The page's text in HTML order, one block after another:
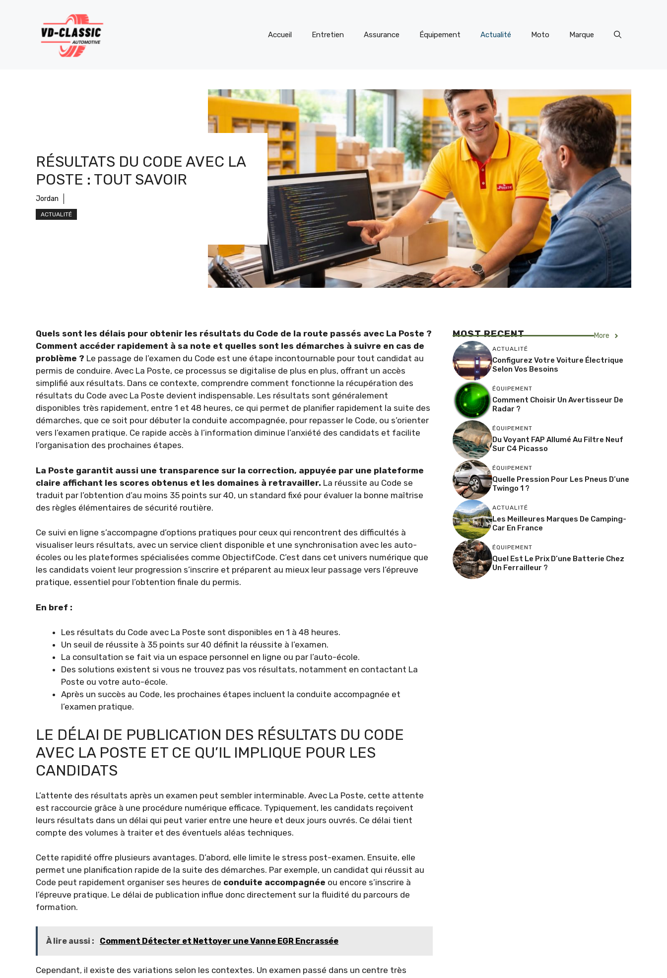
Accueil Entretien Assurance Équipement Actualité Moto Marque
RÉSULTATS DU CODE AVEC LA
POSTE : TOUT SAVOIR
Jordan
ACTUALITÉ
Quels sont les délais pour obtenir les résultats du Code de la route passés avec La Poste ?
Comment accéder rapidement à sa note et quelles sont les démarches à suivre en cas de
problème ? Le passage de l’examen du Code est une étape incontournable pour tout candidat au
permis de conduire. Avec La Poste, ce processus se digitalise de plus en plus, offrant un accès
simplifié aux résultats. Dans ce contexte, comprendre comment fonctionne la récupération des
résultats du Code avec La Poste devient indispensable. Les résultats sont généralement
disponibles très rapidement, entre 1 et 48 heures, ce qui permet de planifier rapidement la suite des
démarches, que ce soit pour débuter la conduite accompagnée, pour repasser le Code, ou s’orienter
vers l’examen pratique. Ce rapide accès à l’information diminue l’anxiété des candidats et facilite
l’organisation des prochaines étapes.
La Poste garantit aussi une transparence sur la correction, appuyée par une plateforme
claire affichant les scores obtenus et les domaines à retravailler. La réussite au Code se
traduit par l’obtention d’au moins 35 points sur 40, un standard fixé pour évaluer la bonne maîtrise
des règles élémentaires de sécurité routière.
Ce suivi en ligne s’accompagne d’options pratiques pour ceux qui rencontrent des difficultés à
visualiser leurs résultats, avec un service client disponible et une synchronisation avec les auto-
écoles ou les plateformes spécialisées comme ObjectifCode. C’est dans cet univers numérique que
les candidats voient leur progression s’inscrire et préparent au mieux leur passage vers l’épreuve
pratique, essentiel pour l’obtention finale du permis.
En bref :
Les résultats du Code avec La Poste sont disponibles en 1 à 48 heures.
Un seuil de réussite à 35 points sur 40 définit la réussite à l’examen.
La consultation se fait via un espace personnel en ligne ou par l’auto-école.
Des solutions existent si vous ne trouvez pas vos résultats, notamment en contactant La
Poste ou votre auto-école.
Après un succès au Code, les prochaines étapes incluent la conduite accompagnée et
l’examen pratique.
LE DÉLAI DE PUBLICATION DES RÉSULTATS DU CODE
AVEC LA POSTE ET CE QU’IL IMPLIQUE POUR LES
CANDIDATS
L’attente des résultats après un examen peut sembler interminable. Avec La Poste, cette attente
est raccourcie grâce à une procédure numérique efficace. Typiquement, les candidats reçoivent
leurs résultats dans un délai qui peut varier entre une heure et deux jours ouvrés. Ce délai tient
compte des volumes à traiter et des éventuels aléas techniques.
Cette rapidité offre plusieurs avantages. D’abord, elle limite le stress post-examen. Ensuite, elle
permet une planification rapide de la suite des démarches. Par exemple, un candidat qui réussit au
Code peut rapidement organiser ses heures de conduite accompagnée ou encore s’inscrire à
l’épreuve pratique. Le délai de publication influe donc directement sur la fluidité du parcours de
formation.
À lire aussi : Comment Détecter et Nettoyer une Vanne EGR Encrassée
Cependant, il existe des variations selon les contextes. Un examen passé dans un centre très
MOST RECENT More
ACTUALITÉ
Configurez Votre Voiture Électrique
Selon Vos Besoins
ÉQUIPEMENT
Comment Choisir Un Avertisseur De
Radar ?
ÉQUIPEMENT
Du Voyant FAP Allumé Au Filtre Neuf
Sur C4 Picasso
ÉQUIPEMENT
Quelle Pression Pour Les Pneus D’une
Twingo 1 ?
ACTUALITÉ
Les Meilleures Marques De Camping-
Car En France
ÉQUIPEMENT
Quel Est Le Prix D’une Batterie Chez
Un Ferrailleur ?